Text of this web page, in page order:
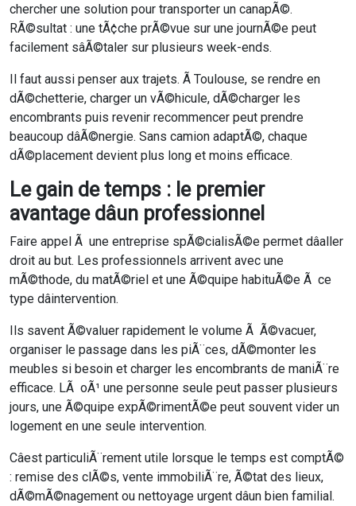
chercher une solution pour transporter un canapÃ©.
RÃ©sultat : une tÃ¢che prÃ©vue sur une journÃ©e peut
facilement sâÃ©taler sur plusieurs week-ends.
Il faut aussi penser aux trajets. Ã Toulouse, se rendre en
dÃ©chetterie, charger un vÃ©hicule, dÃ©charger les
encombrants puis revenir recommencer peut prendre
beaucoup dâÃ©nergie. Sans camion adaptÃ©, chaque
dÃ©placement devient plus long et moins efficace.
Le gain de temps : le premier
avantage dâun professionnel
Faire appel Ã une entreprise spÃ©cialisÃ©e permet dâaller
droit au but. Les professionnels arrivent avec une
mÃ©thode, du matÃ©riel et une Ã©quipe habituÃ©e Ã ce
type dâintervention.
Ils savent Ã©valuer rapidement le volume Ã Ã©vacuer,
organiser le passage dans les piÃ¨ces, dÃ©monter les
meubles si besoin et charger les encombrants de maniÃ¨re
efficace. LÃ oÃ¹ une personne seule peut passer plusieurs
jours, une Ã©quipe expÃ©rimentÃ©e peut souvent vider un
logement en une seule intervention.
Câest particuliÃ¨rement utile lorsque le temps est comptÃ©
: remise des clÃ©s, vente immobiliÃ¨re, Ã©tat des lieux,
dÃ©mÃ©nagement ou nettoyage urgent dâun bien familial.